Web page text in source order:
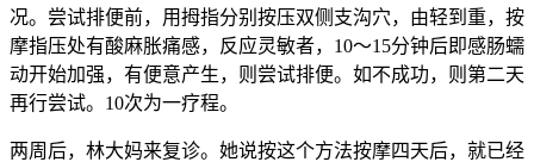
况。尝试排便前，用拇指分别按压双侧支沟穴，由轻到重，按
摩指压处有酸麻胀痛感，反应灵敏者，10～15分钟后即感肠蠕
动开始加强，有便意产生，则尝试排便。如不成功，则第二天
再行尝试。10次为一疗程。
两周后，林大妈来复诊。她说按这个方法按摩四天后，就已经